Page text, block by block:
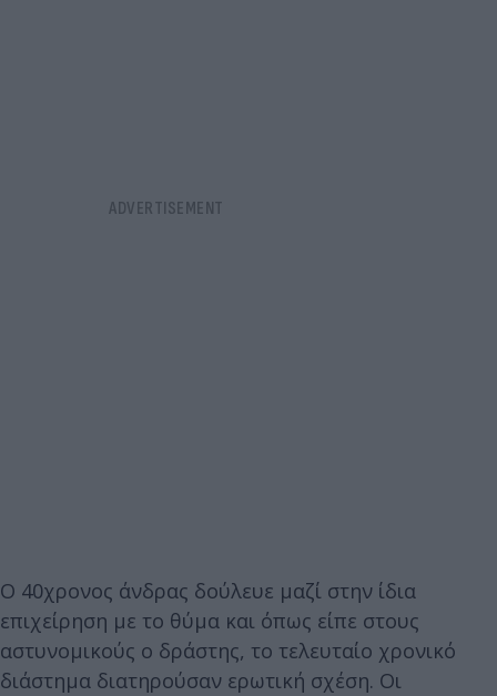
Ο 40χρονος άνδρας δούλευε μαζί στην ίδια
επιχείρηση με το θύμα και όπως είπε στους
αστυνομικούς ο δράστης, το τελευταίο χρονικό
διάστημα διατηρούσαν ερωτική σχέση. Οι